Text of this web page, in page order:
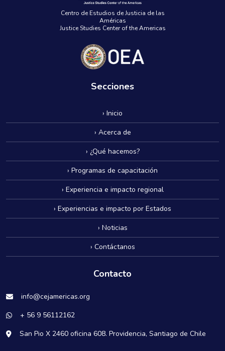
Centro de Estudios de Justicia de las
Américas
Justice Studies Center of the Americas
Secciones
› Inicio
› Acerca de
› ¿Qué hacemos?
› Programas de capacitación
› Experiencia e impacto regional
› Experiencias e impacto por Estados
› Noticias
› Contáctanos
Contacto
info@cejamericas.org
+ 56 9 56112162
San Pio X 2460 oficina 608. Providencia, Santiago de Chile